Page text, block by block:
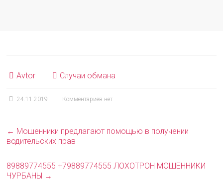
Avtor Случаи обмана
24.11.2019 Комментариев нет
← Мошенники предлагают помощью в получении
водительских прав
89889774555 +79889774555 ЛОХОТРОН МОШЕННИКИ
ЧУРБАНЫ →